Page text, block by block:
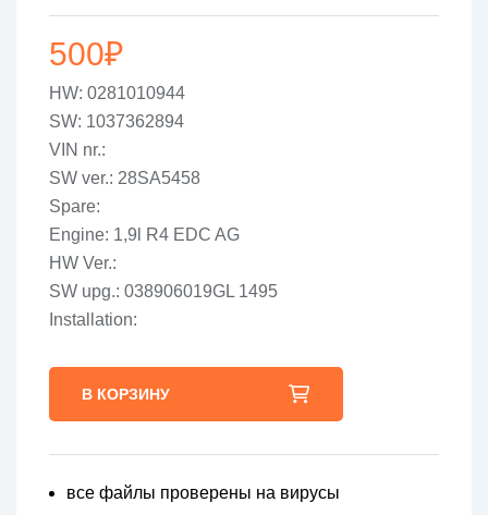
500₽
HW: 0281010944
SW: 1037362894
VIN nr.:
SW ver.: 28SA5458
Spare:
Engine: 1,9l R4 EDC AG
HW Ver.:
SW upg.: 038906019GL 1495
Installation:
В КОРЗИНУ
все файлы проверены на вирусы